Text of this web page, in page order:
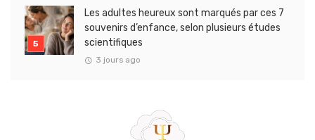
Les adultes heureux sont marqués par ces 7
souvenirs d’enfance, selon plusieurs études
scientifiques
3 jours ago